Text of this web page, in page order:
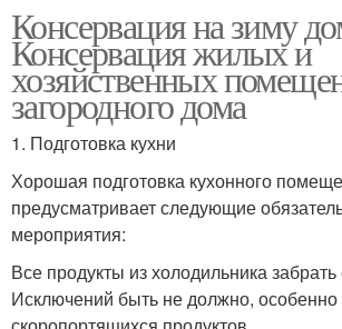
Консервация на зиму
Консервация жилых и
хозяйственных
загородного дома
1. Подготовка кухни
Хорошая подготовка кухонного
предусматривает следующие
мероприятия:
Все продукты из холодильника забрать
Исключений быть не должно, особенно